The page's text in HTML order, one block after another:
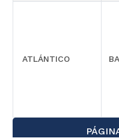
ATLÁNTICO